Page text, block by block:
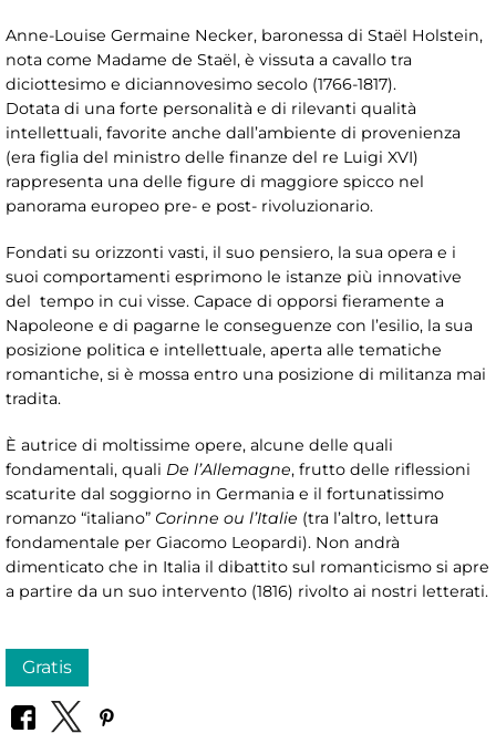
Anne-Louise Germaine Necker, baronessa di Staël Holstein,
nota come Madame de Staël, è vissuta a cavallo tra
diciottesimo e diciannovesimo secolo (1766-1817).
Dotata di una forte personalità e di rilevanti qualità
intellettuali, favorite anche dall’ambiente di provenienza
(era figlia del ministro delle finanze del re Luigi XVI)
rappresenta una delle figure di maggiore spicco nel
panorama europeo pre- e post- rivoluzionario.
Fondati su orizzonti vasti, il suo pensiero, la sua opera e i
suoi comportamenti esprimono le istanze più innovative
del tempo in cui visse. Capace di opporsi fieramente a
Napoleone e di pagarne le conseguenze con l’esilio, la sua
posizione politica e intellettuale, aperta alle tematiche
romantiche, si è mossa entro una posizione di militanza mai
tradita.
È autrice di moltissime opere, alcune delle quali
fondamentali, quali De l’Allemagne, frutto delle riflessioni
scaturite dal soggiorno in Germania e il fortunatissimo
romanzo “italiano” Corinne ou l’Italie (tra l’altro, lettura
fondamentale per Giacomo Leopardi). Non andrà
dimenticato che in Italia il dibattito sul romanticismo si apre
a partire da un suo intervento (1816) rivolto ai nostri letterati.
Gratis